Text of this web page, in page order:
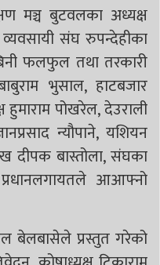
मञ्च बुटवलका अध्यक्ष
व्यवसायी संघ रुपन्देहीका
फलफुल तथा तरकारी
भुसाल, हाटबजार
पोखरेल, देउराली
न्यौपाने, यशियन
दीपक बास्तोला, संघका
प्रधानलगायतले आआफ्नो
बेलबासेले प्रस्तुत गरेको